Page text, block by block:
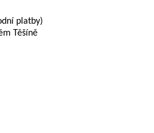
platby)
Těšíně